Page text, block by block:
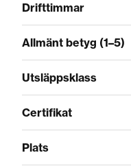
Drifttimmar
Allmänt betyg (1–5)
Utsläppsklass
Certifikat
Plats